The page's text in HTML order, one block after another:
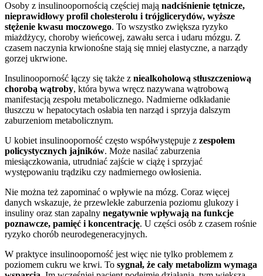
Osoby z insulinoopornością częściej mają nadciśnienie tętnicze,
nieprawidłowy profil cholesterolu i trójglicerydów, wyższe
stężenie kwasu moczowego. To wszystko zwiększa ryzyko
miażdżycy, choroby wieńcowej, zawału serca i udaru mózgu. Z
czasem naczynia krwionośne stają się mniej elastyczne, a narządy
gorzej ukrwione.
Insulinooporność łączy się także z niealkoholową stłuszczeniową
chorobą wątroby, która bywa wręcz nazywana wątrobową
manifestacją zespołu metabolicznego. Nadmierne odkładanie
tłuszczu w hepatocytach osłabia ten narząd i sprzyja dalszym
zaburzeniom metabolicznym.
U kobiet insulinooporność często współwystępuje z zespołem
policystycznych jajników. Może nasilać zaburzenia
miesiączkowania, utrudniać zajście w ciążę i sprzyjać
występowaniu trądziku czy nadmiernego owłosienia.
Nie można też zapominać o wpływie na mózg. Coraz więcej
danych wskazuje, że przewlekłe zaburzenia poziomu glukozy i
insuliny oraz stan zapalny negatywnie wpływają na funkcje
poznawcze, pamięć i koncentrację. U części osób z czasem rośnie
ryzyko chorób neurodegeneracyjnych.
W praktyce insulinooporność jest więc nie tylko problemem z
poziomem cukru we krwi. To sygnał, że cały metabolizm wymaga